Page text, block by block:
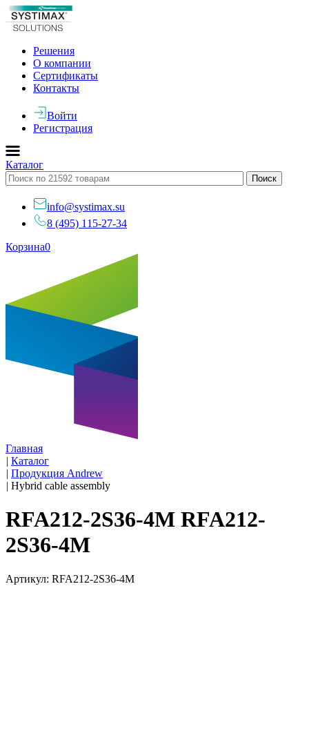
Решения
О компании
Сертификаты
Контакты
Войти
Регистрация
Каталог
info@systimax.su
8 (495) 115-27-34
Корзина0
Главная
| Каталог
| Продукция Andrew
| Hybrid cable assembly
RFA212-2S36-4M RFA212-
2S36-4M
Артикул: RFA212-2S36-4M